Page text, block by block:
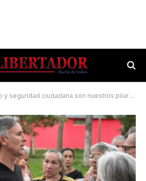
y seguridad ciudadana son nuestros pilares»